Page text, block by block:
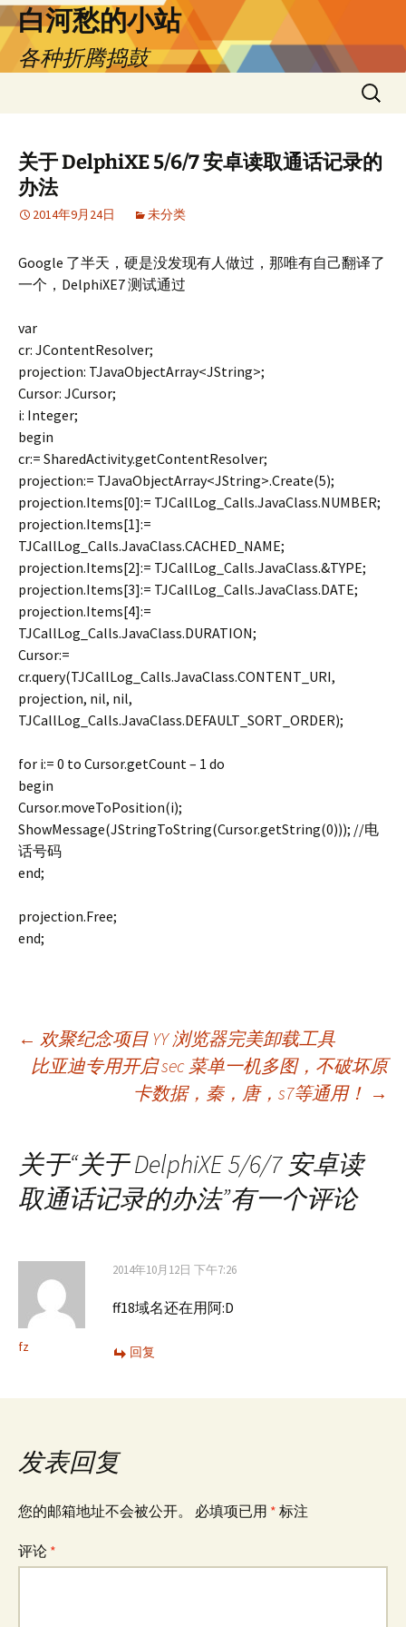
跳
至
正
文
白河愁的小站
各种折腾捣鼓
搜
索：
关于 DelphiXE 5/6/7 安卓读取通话记录的
办法
2014年9月24日 未分类
Google 了半天，硬是没发现有人做过，那唯有自己翻译了
一个，DelphiXE7 测试通过
var
cr: JContentResolver;
projection: TJavaObjectArray<JString>;
Cursor: JCursor;
i: Integer;
begin
cr:= SharedActivity.getContentResolver;
projection:= TJavaObjectArray<JString>.Create(5);
projection.Items[0]:= TJCallLog_Calls.JavaClass.NUMBER;
projection.Items[1]:=
TJCallLog_Calls.JavaClass.CACHED_NAME;
projection.Items[2]:= TJCallLog_Calls.JavaClass.&TYPE;
projection.Items[3]:= TJCallLog_Calls.JavaClass.DATE;
projection.Items[4]:=
TJCallLog_Calls.JavaClass.DURATION;
Cursor:=
cr.query(TJCallLog_Calls.JavaClass.CONTENT_URI,
projection, nil, nil,
TJCallLog_Calls.JavaClass.DEFAULT_SORT_ORDER);
for i:= 0 to Cursor.getCount – 1 do
begin
Cursor.moveToPosition(i);
ShowMessage(JStringToString(Cursor.getString(0))); //电
话号码
end;
projection.Free;
end;
文
导
航
← 欢聚纪念项目 YY 浏览器完美卸载工具
比亚迪专用开启 sec 菜单一机多图，不破坏原
卡数据，秦，唐，s7等通用！ →
关于“关于 DelphiXE 5/6/7 安卓读
取通话记录的办法”有一个评论
fz
2014年10月12日 下午7:26
ff18域名还在用阿:D
回复
发表回复
您的邮箱地址不会被公开。 必填项已用 * 标注
评论 *